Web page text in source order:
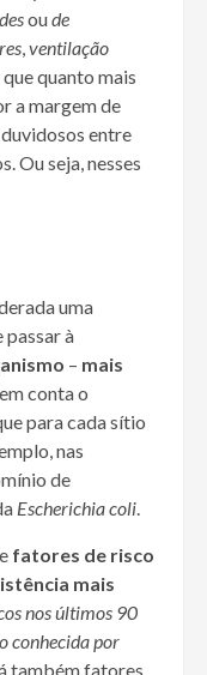
oude
,ventilação
quanto mais
a margem de
entre
Ou seja, nesses
uma
passar à
– mais
conta o
para cada sítio
nas
de
Escherichia coli.
fatores de risco
mais
nos últimos 90
conhecida por
também fatores